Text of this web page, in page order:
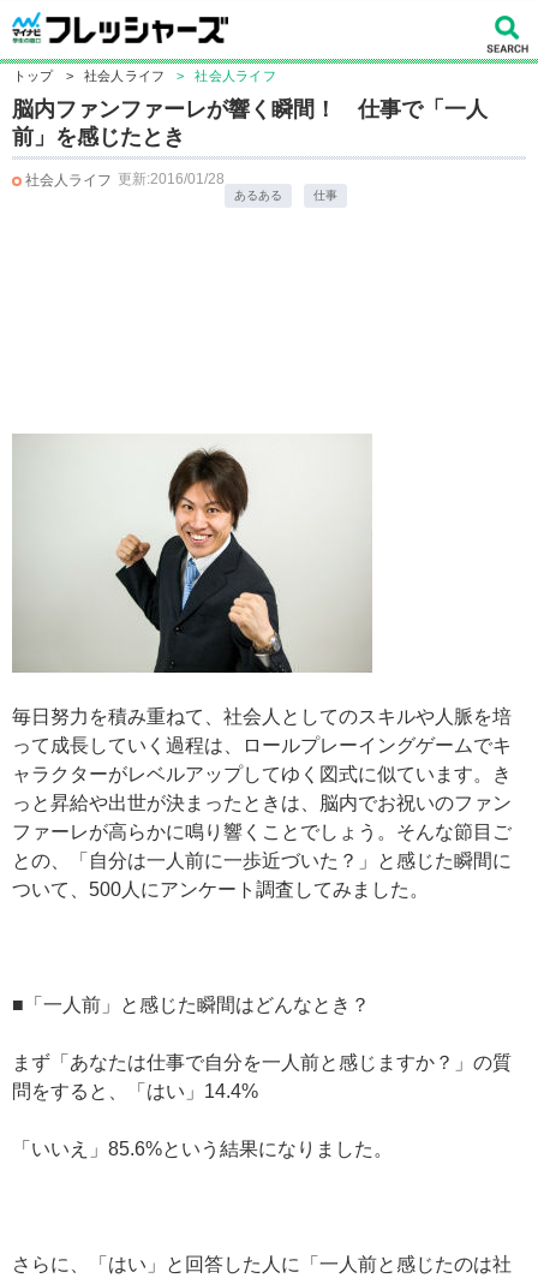
トップ > 社会人ライフ > 社会人ライフ
脳内ファンファーレが響く瞬間！ 仕事で「一人
前」を感じたとき
社会人ライフ 更新:2016/01/28
あるある 仕事
毎日努力を積み重ねて、社会人としてのスキルや人脈を培
って成長していく過程は、ロールプレーイングゲームでキ
ャラクターがレベルアップしてゆく図式に似ています。き
っと昇給や出世が決まったときは、脳内でお祝いのファン
ファーレが高らかに鳴り響くことでしょう。そんな節目ご
との、「自分は一人前に一歩近づいた？」と感じた瞬間に
ついて、500人にアンケート調査してみました。
■「一人前」と感じた瞬間はどんなとき？
まず「あなたは仕事で自分を一人前と感じますか？」の質
問をすると、「はい」14.4%
「いいえ」85.6%という結果になりました。
さらに、「はい」と回答した人に「一人前と感じたのは社